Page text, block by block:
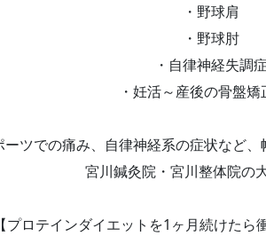
・野球肩
・野球肘
・自律神経失調症
・妊活～産後の骨盤
ツでの痛み、自律神経系の症状など
宮川鍼灸院・宮川整体院の
【プロテインダイエットを1ヶ月続けたら